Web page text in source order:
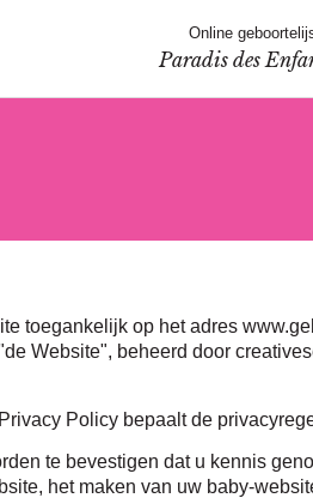
Online
Paradis des
toegankelijk op het adres
Website", beheerd door
Policy bepaalt de
te bevestigen dat u kennis
het maken van uw baby-